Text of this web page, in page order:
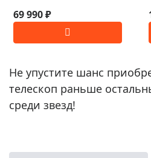
69 990 ₽
Не упустите шанс
телескоп раньше
среди звезд!